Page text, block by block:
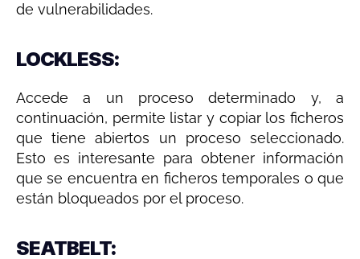
de vulnerabilidades.
LOCKLESS:
Accede a un proceso determinado y, a
continuación, permite listar y copiar los ficheros
que tiene abiertos un proceso seleccionado.
Esto es interesante para obtener información
que se encuentra en ficheros temporales o que
están bloqueados por el proceso.
SEATBELT: